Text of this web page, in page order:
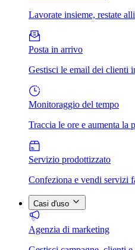
Lavorate insieme, restate
Posta in arrivo
Gestisci le email dei clienti
Monitoraggio del tempo
Traccia le ore e aumenta la
Servizio prodottizzato
Confeziona e vendi servizi
Casi d'uso
Agenzia di marketing